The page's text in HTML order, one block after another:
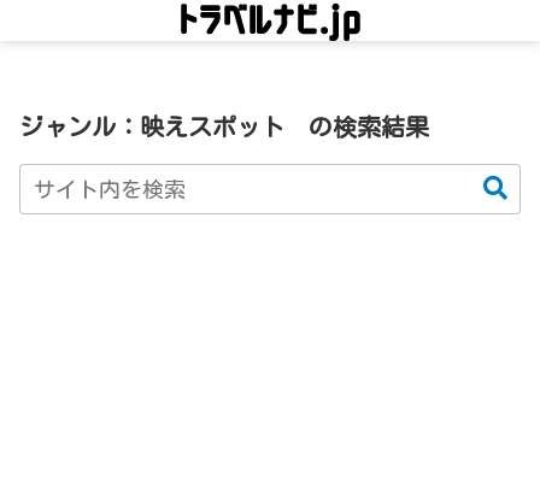
ジャンル：映えスポット の検索結果